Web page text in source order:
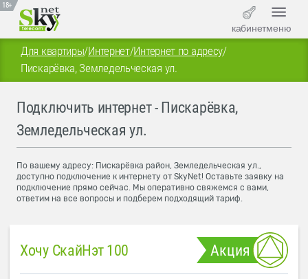
18+
кабинетменю
Для квартиры/Интернет/Интернет по адресу/
Пискарёвка, Земледельческая ул.
Подключить интернет - Пискарёвка,
Земледельческая ул.
По вашему адресу: Пискарёвка район, Земледельческая ул.,
доступно подключение к интернету от SkyNet! Оставьте заявку на
подключение прямо сейчас. Мы оперативно свяжемся с вами,
ответим на все вопросы и подберем подходящий тариф.
Хочу СкайНэт 100 Акция